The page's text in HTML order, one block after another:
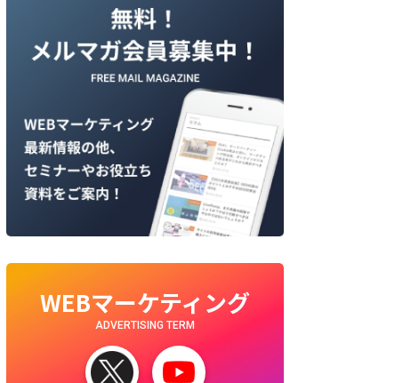
WEBマーケティング
ADVERTISING TERM